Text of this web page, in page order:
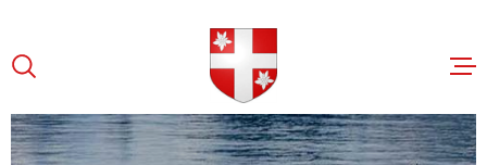
lamenu
contenu
ACCUEIL